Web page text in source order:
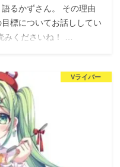
るかずさん。 その理由
標についてお話ししてい
みくださいね！ …
Vライバー